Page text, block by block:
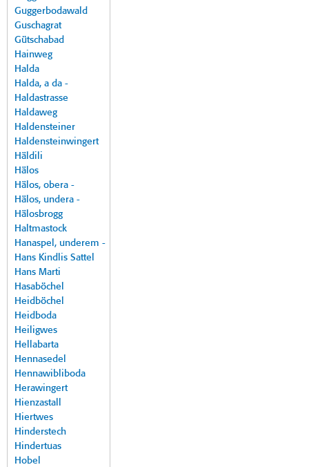
Guggerbodawald
Guschagrat
Gütschabad
Hainweg
Halda
Halda, a da -
Haldastrasse
Haldaweg
Haldensteiner
Haldensteinwingert
Häldili
Hälos
Hälos, obera -
Hälos, undera -
Hälosbrogg
Haltmastock
Hanaspel, underem -
Hans Kindlis Sattel
Hans Marti
Hasaböchel
Heidböchel
Heidboda
Heiligwes
Hellabarta
Hennasedel
Hennawibliboda
Herawingert
Hienzastall
Hiertwes
Hinderstech
Hindertuas
Hobel